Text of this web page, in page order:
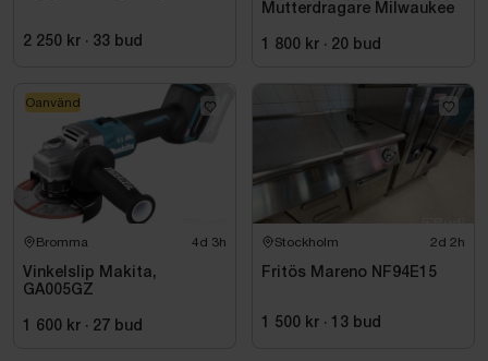
2 250 kr · 33 bud
Mutterdragare Milwaukee
1 800 kr · 20 bud
Bromma 4d 3h
Vinkelslip Makita,
GA005GZ
1 600 kr · 27 bud
Oanvänd
Stockholm 2d 2h
Fritös Mareno NF94E15
1 500 kr · 13 bud